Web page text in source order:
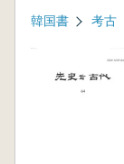
韓国書 考古